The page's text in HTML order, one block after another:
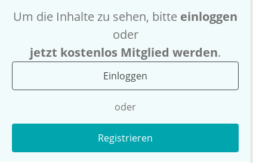
Um die Inhalte zu sehen, bitte einloggen
oder
jetzt kostenlos Mitglied werden.
Einloggen
oder
Registrieren